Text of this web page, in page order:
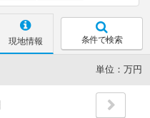
現地情報 条件で検索
単位：万円